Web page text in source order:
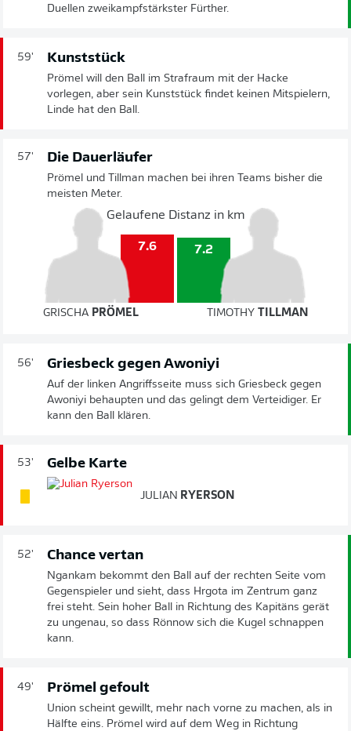
Duellen zweikampfstärkster Fürther.
59' Kunststück
Prömel will den Ball im Strafraum mit der Hacke
vorlegen, aber sein Kunststück findet keinen Mitspielern,
Linde hat den Ball.
57' Die Dauerläufer
Prömel und Tillman machen bei ihren Teams bisher die
meisten Meter.
Gelaufene Distanz in km
7.6 7.2
GRISCHA PRÖMEL TIMOTHY TILLMAN
56' Griesbeck gegen Awoniyi
Auf der linken Angriffsseite muss sich Griesbeck gegen
Awoniyi behaupten und das gelingt dem Verteidiger. Er
kann den Ball klären.
53' Gelbe Karte
JULIAN RYERSON
52' Chance vertan
Ngankam bekommt den Ball auf der rechten Seite vom
Gegenspieler und sieht, dass Hrgota im Zentrum ganz
frei steht. Sein hoher Ball in Richtung des Kapitäns gerät
zu ungenau, so dass Rönnow sich die Kugel schnappen
kann.
49' Prömel gefoult
Union scheint gewillt, mehr nach vorne zu machen, als in
Hälfte eins. Prömel wird auf dem Weg in Richtung